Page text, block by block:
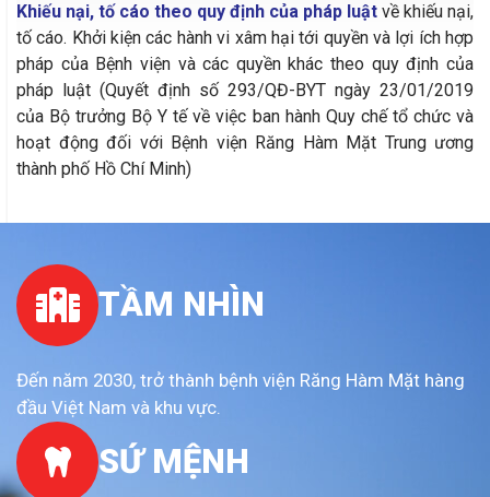
Khiếu nại, tố cáo theo quy định của pháp luật về khiếu nại,
tố cáo. Khởi kiện các hành vi xâm hại tới quyền và lợi ích hợp
pháp của Bệnh viện và các quyền khác theo quy định của
pháp luật (Quyết định số 293/QĐ-BYT ngày 23/01/2019
của Bộ trưởng Bộ Y tế về việc ban hành Quy chế tổ chức và
hoạt động đối với Bệnh viện Răng Hàm Mặt Trung ương
thành phố Hồ Chí Minh)
TẦM NHÌN
Đến năm 2030, trở thành bệnh viện Răng Hàm Mặt hàng
đầu Việt Nam và khu vực.
SỨ MỆNH